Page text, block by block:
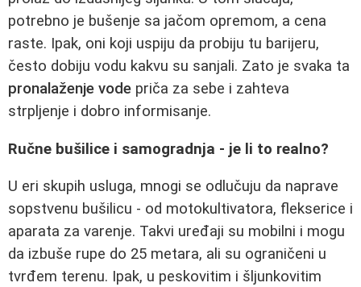
potrebno je bušenje sa jačom opremom, a cena
raste. Ipak, oni koji uspiju da probiju tu barijeru,
često dobiju vodu kakvu su sanjali. Zato je svaka ta
pronalaženje vode priča za sebe i zahteva
strpljenje i dobro informisanje.
Ručne bušilice i samogradnja - je li to realno?
U eri skupih usluga, mnogi se odlučuju da naprave
sopstvenu bušilicu - od motokultivatora, flekserice i
aparata za varenje. Takvi uređaji su mobilni i mogu
da izbuše rupe do 25 metara, ali su ograničeni u
tvrđem terenu. Ipak, u peskovitim i šljunkovitim